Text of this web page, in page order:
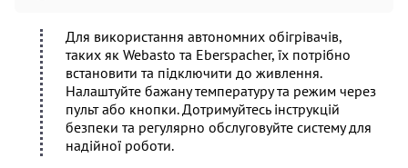
Для використання автономних обігрівачів,
таких як Webasto та Eberspacher, їх потрібно
встановити та підключити до живлення.
Налаштуйте бажану температуру та режим через
пульт або кнопки. Дотримуйтесь інструкцій
безпеки та регулярно обслуговуйте систему для
надійної роботи.